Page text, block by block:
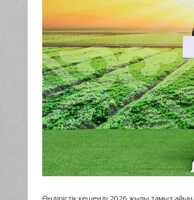
Өндірістік кешенді 2026 жылы тамыз